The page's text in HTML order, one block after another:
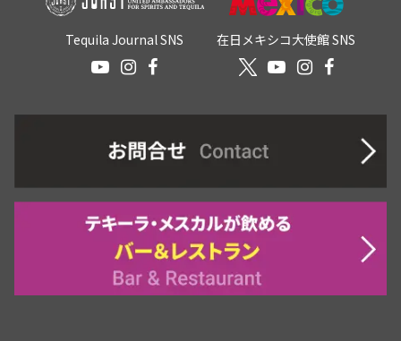
Tequila Journal SNS 在日メキシコ大使館 SNS